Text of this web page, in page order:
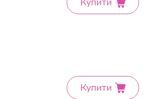
Купити
Купити